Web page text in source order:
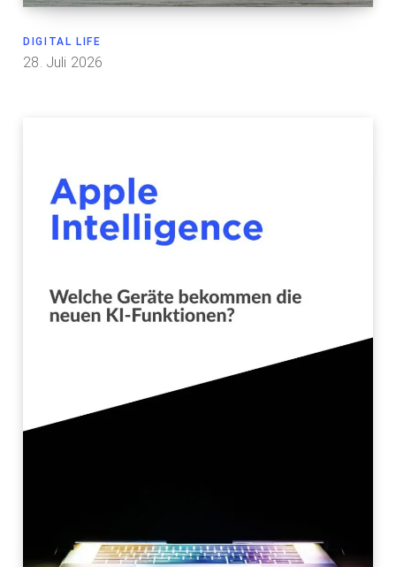
DIGITAL LIFE
28. Juli 2026